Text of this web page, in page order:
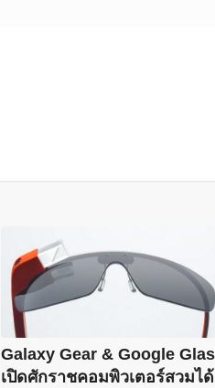
Galaxy Gear & Google
เปิดศักราชคอมพิวเตอร์สวมได้